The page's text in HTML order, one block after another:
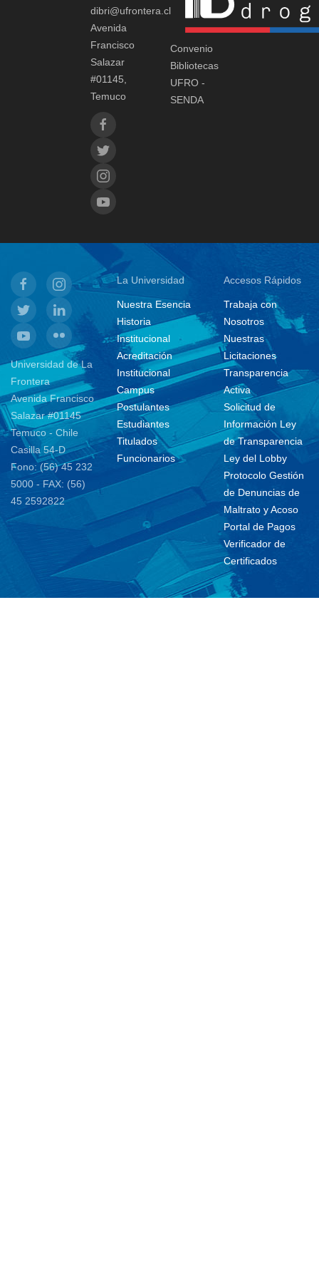
dibri@ufrontera.cl
Avenida
Francisco
Salazar
#01145,
Temuco
Convenio
Bibliotecas
UFRO -
SENDA
Universidad de La
Frontera
Avenida Francisco
Salazar #01145
Temuco - Chile
Casilla 54-D
Fono: (56) 45 232
5000 - FAX: (56)
45 2592822
La Universidad
Nuestra Esencia
Historia
Institucional
Acreditación
Institucional
Campus
Postulantes
Estudiantes
Titulados
Funcionarios
Accesos Rápidos
Trabaja con
Nosotros
Nuestras
Licitaciones
Transparencia
Activa
Solicitud de
Información Ley
de Transparencia
Ley del Lobby
Protocolo Gestión
de Denuncias de
Maltrato y Acoso
Portal de Pagos
Verificador de
Certificados